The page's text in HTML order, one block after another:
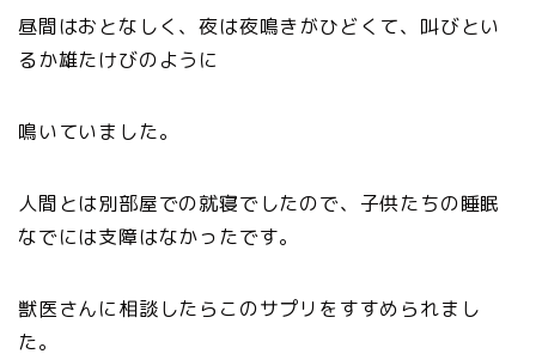
昼間はおとなしく、夜は夜鳴きがひどくて、叫びとい
るか雄たけびのように
鳴いていました。
人間とは別部屋での就寝でしたので、子供たちの睡眠
なでには支障はなかったです。
獣医さんに相談したらこのサプリをすすめられまし
た。